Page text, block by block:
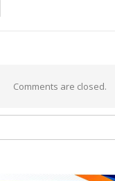
Comments are closed.